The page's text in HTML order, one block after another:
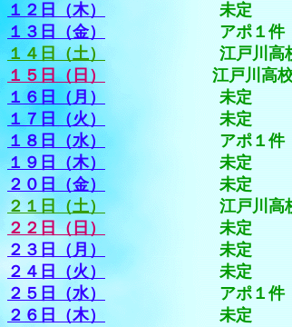
１２日（木）
未定
１３日（金）
アポ１件（午後
１４日（土）
江戸川高校学校開
１５日（日）
江戸川高校学校開
１６日（月）
未定
１７日（火）
未定
１８日（水）
アポ１件（午後
１９日（木）
未定
２０日（金）
未定
２１日（土）
江戸川高校学校開
２２日（日）
未定
２３日（月）
未定
２４日（火）未定
２５日（水）
アポ１件（午後
２６日（木）
未定